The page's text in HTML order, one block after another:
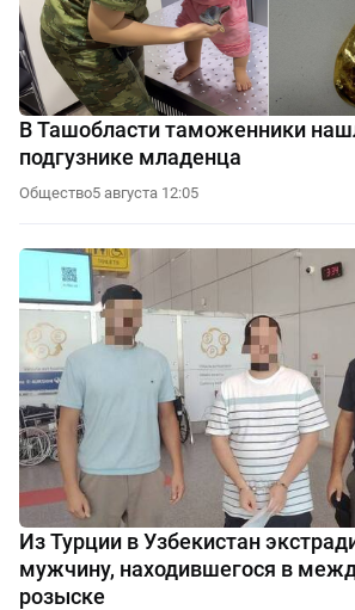
В Ташобласти таможенники
подгузнике младенца
Общество5 августа 12:05
Из Турции в Узбекистан
мужчину, находившегося в
розыске